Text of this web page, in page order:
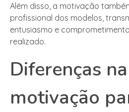
Além disso, a motivação
profissional dos modelos,
entusiasmo e
realizado.
Diferenças na
motivação